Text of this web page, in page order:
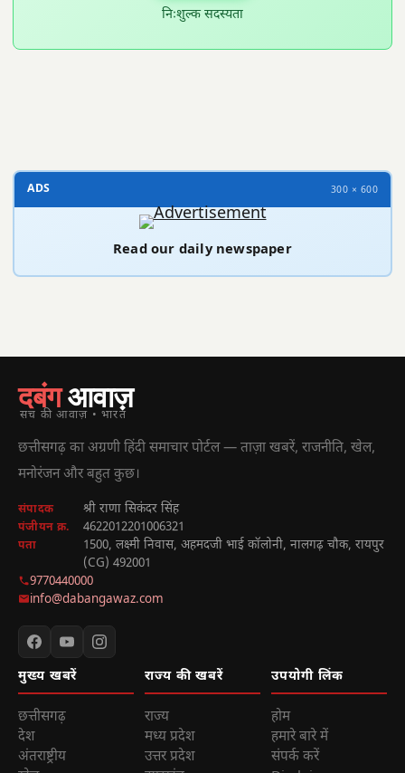
निःशुल्क सदस्यता
ADS 300 × 600
Read our daily newspaper
दबंगआवाज़
सच की आवाज़ • भारत
छत्तीसगढ़ का अग्रणी हिंदी समाचार पोर्टल — ताज़ा खबरें, राजनीति, खेल,
मनोरंजन और बहुत कुछ।
संपादक श्री राणा सिकंदर सिंह
पंजीयन क्र. 4622012201006321
पता
1500, लक्ष्मी निवास, अहमदजी भाई कॉलोनी, नालगढ़ चौक, रायपुर
(CG) 492001
9770440000
info@dabangawaz.com
मुख्य खबरें
छत्तीसगढ़
देश
अंतराष्ट्रीय
राज्य की खबरें
राज्य
मध्य प्रदेश
उत्तर प्रदेश
उपयोगी लिंक
होम
हमारे बारे में
संपर्क करें